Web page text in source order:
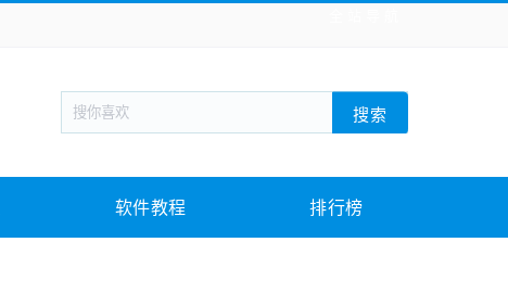
新闻阅读 旅游出行 生活实用
战棋游戏 枪战射击 模拟经营
教育教学 游戏娱乐 系统软件 素材下载
搜索
软件教程 排行榜